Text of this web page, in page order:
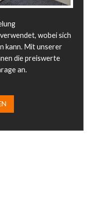
wobei sich
kann. Mit unserer
die preiswerte
an.